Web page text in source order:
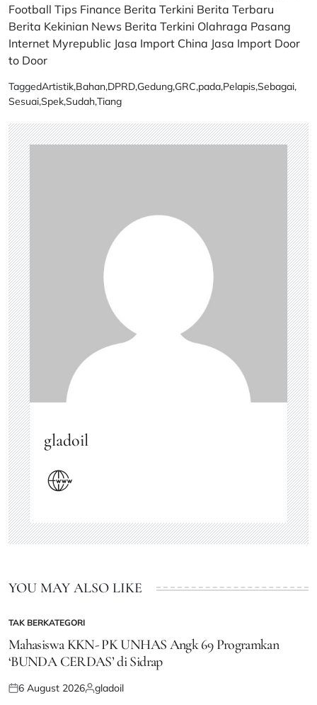
Football Tips Finance Berita Terkini Berita Terbaru
Berita Kekinian News Berita Terkini Olahraga Pasang
Internet Myrepublic Jasa Import China Jasa Import Door
to Door
TaggedArtistik,Bahan,DPRD,Gedung,GRC,pada,Pelapis,Sebagai,
Sesuai,Spek,Sudah,Tiang
gladoil
YOU MAY ALSO LIKE
POSTED
IN
TAK BERKATEGORI
Mahasiswa KKN- PK UNHAS Angk 69 Programkan
‘BUNDA CERDAS’ di Sidrap
Posted
6 August 2026Posted
gladoil